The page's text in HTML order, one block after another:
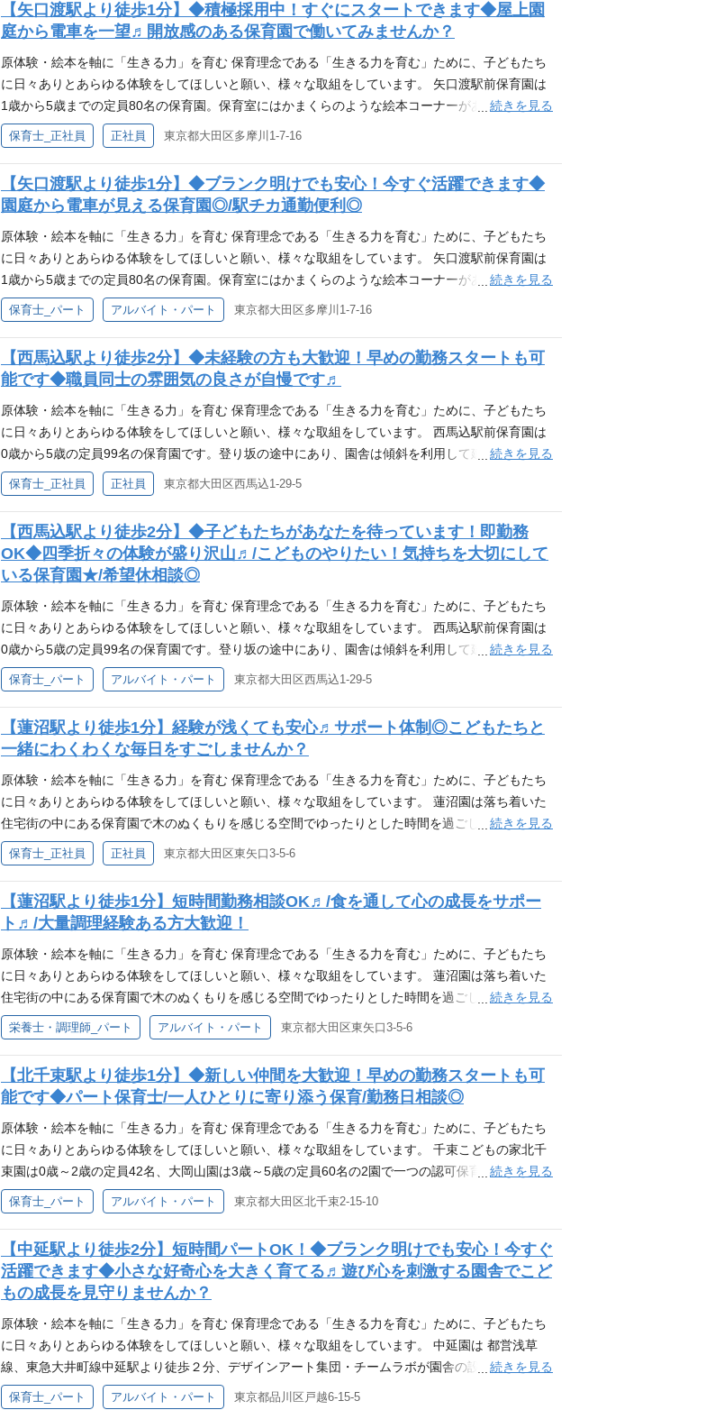
になったり…こどもたちの「やりたい！」をどうやったら叶えられるかを、先生たちは日々最大
限考えています。 月130冊の絵本が全園を巡回・移動図書館 千石園に併設する絵本図書館（蔵書
6,000冊）から、130冊が移動図書館として全園を巡回しています。絵本は子どもたちの世界を広
げる扉。移動図書館の本はご家庭への貸し出しもしており、お迎え時に親子で楽しそうに選ぶ姿
が見られたりと保護者支援の一つにもなっています。
【矢口渡駅より徒歩1分】◆積極採用中！すぐにスタートできます◆屋上園
庭から電車を一望♬開放感のある保育園で働いてみませんか？
原体験・絵本を軸に「生きる力」を育む 保育理念である「生きる力を育む」ために、子どもたち
に日々ありとあらゆる体験をしてほしいと願い、様々な取組をしています。 矢口渡駅前保育園は
1歳から5歳までの定員80名の保育園。保育室にはかまくらのような絵本コーナーがあり、子ども
たちが思い思いの時を過ごしています。屋上園庭は柔らかい人工芝となっており、子どもたちの
笑顔がはじけています。 原体験バスで、子どもたちの興味の先へGO！ 2023年度より、「原体験
います。普段の遊びのなかでも、泥んこ遊びを楽しんだり、散歩時に虫探しに夢中になったり…
こどもたちの「やりたい！」をどうやったら叶えられるかを、先生たちは日々最大限考えていま
す。 月130冊の絵本が全園を巡回・移動図書館 千石園に併設する絵本図書館（蔵書6,000冊）か
ら、130冊が移動図書館として全園を巡回しています。絵本は子どもたちの世界を広げる扉。移動
図書館の本はご家庭への貸し出しもしており、お迎え時に親子で楽しそうに選ぶ姿が見られたり
と保護者支援の一つにもなっています。
続きを見る
保育士_正社員 正社員 東京都大田区多摩川1-7-16
【矢口渡駅より徒歩1分】◆ブランク明けでも安心！今すぐ活躍できます◆
園庭から電車が見える保育園◎/駅チカ通勤便利◎
原体験・絵本を軸に「生きる力」を育む 保育理念である「生きる力を育む」ために、子どもたち
に日々ありとあらゆる体験をしてほしいと願い、様々な取組をしています。 矢口渡駅前保育園は
1歳から5歳までの定員80名の保育園。保育室にはかまくらのような絵本コーナーがあり、子ども
たちが思い思いの時を過ごしています。屋上園庭は柔らかい人工芝となっており、子どもたちの
笑顔がはじけています。 原体験バスで、子どもたちの興味の先へGO！ 2023年度より、「原体験
います。普段の遊びのなかでも、泥んこ遊びを楽しんだり、散歩時に虫探しに夢中になったり…
こどもたちの「やりたい！」をどうやったら叶えられるかを、先生たちは日々最大限考えていま
す。 月130冊の絵本が全園を巡回・移動図書館 千石園に併設する絵本図書館（蔵書6,000冊）か
ら、130冊が移動図書館として全園を巡回しています。絵本は子どもたちの世界を広げる扉。移動
図書館の本はご家庭への貸し出しもしており、お迎え時に親子で楽しそうに選ぶ姿が見られたり
と保護者支援の一つにもなっています。
続きを見る
保育士_パート アルバイト・パート 東京都大田区多摩川1-7-16
【西馬込駅より徒歩2分】◆未経験の方も大歓迎！早めの勤務スタートも可
能です◆職員同士の雰囲気の良さが自慢です♬
原体験・絵本を軸に「生きる力」を育む 保育理念である「生きる力を育む」ために、子どもたち
に日々ありとあらゆる体験をしてほしいと願い、様々な取組をしています。 西馬込駅前保育園は
0歳から5歳の定員99名の保育園です。登り坂の途中にあり、園舎は傾斜を利用して建てられてい
ます。 屋上には園庭があり、広いところを利用した栽培や遊びなど園内外で四季折々の様々な体
験を重ねています。 原体験バスで、子どもたちの興味の先へGO！ 2023年度より、「原体験バ
ます。普段の遊びのなかでも、泥んこ遊びを楽しんだり、散歩時に虫探しに夢中になったり…こ
どもたちの「やりたい！」をどうやったら叶えられるかを、先生たちは日々最大限考えていま
す。 月130冊の絵本が全園を巡回・移動図書館 千石園に併設する絵本図書館（蔵書6,000冊）か
ら、130冊が移動図書館として全園を巡回しています。絵本は子どもたちの世界を広げる扉。移動
図書館の本はご家庭への貸し出しもしており、お迎え時に親子で楽しそうに選ぶ姿が見られたり
と保護者支援の一つにもなっています。
続きを見る
保育士_正社員 正社員 東京都大田区西馬込1-29-5
【西馬込駅より徒歩2分】◆子どもたちがあなたを待っています！即勤務
OK◆四季折々の体験が盛り沢山♬/こどものやりたい！気持ちを大切にして
いる保育園★/希望休相談◎
原体験・絵本を軸に「生きる力」を育む 保育理念である「生きる力を育む」ために、子どもたち
に日々ありとあらゆる体験をしてほしいと願い、様々な取組をしています。 西馬込駅前保育園は
0歳から5歳の定員99名の保育園です。登り坂の途中にあり、園舎は傾斜を利用して建てられてい
ます。 屋上には園庭があり、広いところを利用した栽培や遊びなど園内外で四季折々の様々な体
験を重ねています。 原体験バスで、子どもたちの興味の先へGO！ 2023年度より、「原体験バ
ます。普段の遊びのなかでも、泥んこ遊びを楽しんだり、散歩時に虫探しに夢中になったり…こ
どもたちの「やりたい！」をどうやったら叶えられるかを、先生たちは日々最大限考えていま
す。 月130冊の絵本が全園を巡回・移動図書館 千石園に併設する絵本図書館（蔵書6,000冊）か
ら、130冊が移動図書館として全園を巡回しています。絵本は子どもたちの世界を広げる扉。移動
図書館の本はご家庭への貸し出しもしており、お迎え時に親子で楽しそうに選ぶ姿が見られたり
と保護者支援の一つにもなっています。
続きを見る
保育士_パート アルバイト・パート 東京都大田区西馬込1-29-5
【蓮沼駅より徒歩1分】経験が浅くても安心♬サポート体制◎こどもたちと
一緒にわくわくな毎日をすごしませんか？
原体験・絵本を軸に「生きる力」を育む 保育理念である「生きる力を育む」ために、子どもたち
に日々ありとあらゆる体験をしてほしいと願い、様々な取組をしています。 蓮沼園は落ち着いた
住宅街の中にある保育園で木のぬくもりを感じる空間でゆったりとした時間を過ごしています。
屋上園庭では子どもたちがのびのびと遊び、様々な経験を重ねています。 原体験バスで、子ども
たちの興味の先へGO！ 2023年度より、「原体験バス」を導入。各園で子どもたちが自分たちで
楽しんだり、散歩時に虫探しに夢中になったり…こどもたちの「やりたい！」をどうやったら叶
えられるかを、先生たちは日々最大限考えています。 月130冊の絵本が全園を巡回・移動図書館
千石園に併設する絵本図書館（蔵書6,000冊）から、130冊が移動図書館として全園を巡回してい
ます。絵本は子どもたちの世界を広げる扉。移動図書館の本はご家庭への貸し出しもしており、
お迎え時に親子で楽しそうに選ぶ姿が見られたりと保護者支援の一つにもなっています。
続きを見る
保育士_正社員 正社員 東京都大田区東矢口3-5-6
【蓮沼駅より徒歩1分】短時間勤務相談OK♬/食を通して心の成長をサポー
ト♬/大量調理経験ある方大歓迎！
原体験・絵本を軸に「生きる力」を育む 保育理念である「生きる力を育む」ために、子どもたち
に日々ありとあらゆる体験をしてほしいと願い、様々な取組をしています。 蓮沼園は落ち着いた
住宅街の中にある保育園で木のぬくもりを感じる空間でゆったりとした時間を過ごしています。
屋上園庭では子どもたちがのびのびと遊び、様々な経験を重ねています。 食事は楽しい。美味し
く・楽しく食べる経験を 園庭での栽培、クッキングはもちろん、日々の食事を美味しく、楽しく
ねることが食育の根幹になると考えています。 体験バスで、子どもたちの興味の先へGO！ 2023
年度より、「原体験バス」を導入。各園で子どもたちが自分たちで行きたい場所、やりたいこと
を相談して出かけています。普段の遊びのなかでも、泥んこ遊びを楽しんだり、散歩時に虫探し
に夢中になったり…こどもたちの「やりたい！」をどうやったら叶えられるかを、先生たちは
日々最大限考えています。 月130冊の絵本が全園を巡回・移動図書館 千石園に併設する絵本図書
館（蔵書6,000冊）から、130冊が移動図書館として全園を巡回しています。絵本は子どもたちの
世界を広げる扉。移動図書館の本はご家庭への貸し出しもしており、お迎え時に親子で楽しそう
れることもあり、調理・保育士・看護と全ての職員が一体となって子どもたちに関わるチーム保
育で活用しています。 仕事内容 ◆キッズラボでは、パート調理スタッフを募集しています◆ こ
ども達の成長を「食」の面からサポートしませんか？ ～大量調理経験ある方、病院、学校給食、
保育園などでの経験あると尚可～ 主なお仕事は、保育園における給食・おやつの調理業務全般を
お願いします。 具体的には・・・ 食材の下ごしらえ 配膳、盛り付け 食器の洗浄 厨房内の清掃
続きを見る
栄養士・調理師_パート アルバイト・パート 東京都大田区東矢口3-5-6
【北千束駅より徒歩1分】◆新しい仲間を大歓迎！早めの勤務スタートも可
能です◆パート保育士/一人ひとりに寄り添う保育/勤務日相談◎
原体験・絵本を軸に「生きる力」を育む 保育理念である「生きる力を育む」ために、子どもたち
に日々ありとあらゆる体験をしてほしいと願い、様々な取組をしています。 千束こどもの家北千
束園は0歳～2歳の定員42名、大岡山園は3歳～5歳の定員60名の2園で一つの認可保育園となりま
す。園舎が分かれているためひとつひとつのスペースが広すぎることなく、落ち着いた空間で
日々の保育を行っています。 原体験バスで、子どもたちの興味の先へGO！ 2023年度より、「原
けています。普段の遊びのなかでも、泥んこ遊びを楽しんだり、散歩時に虫探しに夢中になった
り…こどもたちの「やりたい！」をどうやったら叶えられるかを、先生たちは日々最大限考えて
います。 月130冊の絵本が全園を巡回・移動図書館 千石園に併設する絵本図書館（蔵書6,000
冊）から、130冊が移動図書館として全園を巡回しています。絵本は子どもたちの世界を広げる
扉。移動図書館の本はご家庭への貸し出しもしており、お迎え時に親子で楽しそうに選ぶ姿が見
られたりと保護者支援の一つにもなっています。
続きを見る
保育士_パート アルバイト・パート 東京都大田区北千束2-15-10
【中延駅より徒歩2分】短時間パートOK！◆ブランク明けでも安心！今すぐ
活躍できます◆小さな好奇心を大きく育てる♬遊び心を刺激する園舎でこど
もの成長を見守りませんか？
原体験・絵本を軸に「生きる力」を育む 保育理念である「生きる力を育む」ために、子どもたち
に日々ありとあらゆる体験をしてほしいと願い、様々な取組をしています。 中延園は 都営浅草
線、東急大井町線中延駅より徒歩２分、デザインアート集団・チームラボが園舎の設計監修を行
った認可保育園です。 広々とした屋上には舞台のようなちょっとした段差があったりと、開放感
続きを見る
保育士_パート アルバイト・パート 東京都品川区戸越6-15-5